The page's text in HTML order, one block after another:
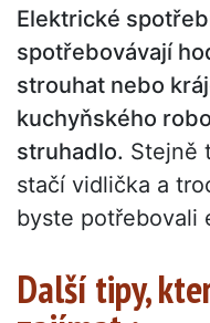
Elektrické
spotřebovávají
strouhat nebo
kuchyňského
struhadlo. Stejně
stačí vidlička a
byste potřebovali
Další tipy,